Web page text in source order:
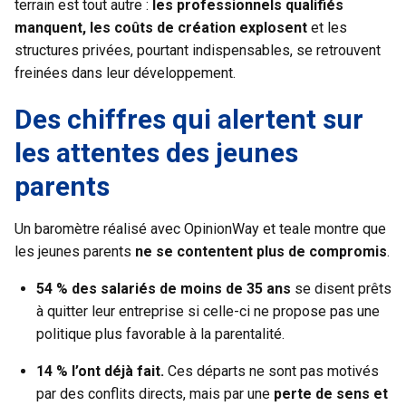
terrain est tout autre : les professionnels qualifiés
manquent, les coûts de création explosent et les
structures privées, pourtant indispensables, se retrouvent
freinées dans leur développement.
Des chiffres qui alertent sur
les attentes des jeunes
parents
Un baromètre réalisé avec OpinionWay et teale montre que
les jeunes parents ne se contentent plus de compromis.
54 % des salariés de moins de 35 ans se disent prêts
à quitter leur entreprise si celle-ci ne propose pas une
politique plus favorable à la parentalité.
14 % l’ont déjà fait. Ces départs ne sont pas motivés
par des conflits directs, mais par une perte de sens et